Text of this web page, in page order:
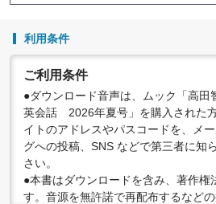
利用条件
ご利用条件
●ダウンロード音声は、ムック「高田
英会話 2026年夏号」を購入された
イトのアドレスやパスコードを、メ
グへの投稿、SNS などで第三者に知
さい。
●本書はダウンロードを含み、著作権
す。音源を無許諾で再配布するなど